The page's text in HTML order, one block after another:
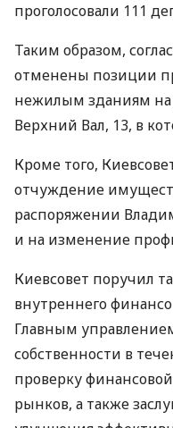
проголосовали 111
Таким образом,
отменены позиции
нежилым зданиям на
Верхний Вал, 13, в
Кроме того,
отчуждение
распоряжении
и на изменение
Киевсовет поручил
внутреннего
Главным
собственности в
проверку
рынков, а также